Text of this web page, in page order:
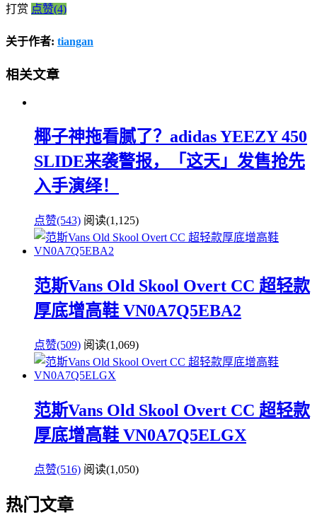
打赏 点赞(4)
关于作者: tiangan
相关文章
椰子神拖看腻了？adidas YEEZY 450
SLIDE来袭警报，「这天」发售抢先
入手演绎！
点赞(543) 阅读(1,125)
范斯Vans Old Skool Overt CC 超轻款
厚底增高鞋 VN0A7Q5EBA2
点赞(509) 阅读(1,069)
范斯Vans Old Skool Overt CC 超轻款
厚底增高鞋 VN0A7Q5ELGX
点赞(516) 阅读(1,050)
热门文章